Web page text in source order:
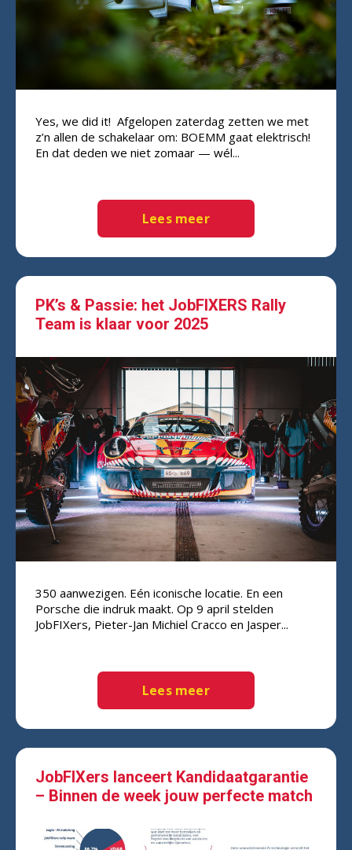
Yes, we did it! Afgelopen zaterdag zetten we met
z’n allen de schakelaar om: BOEMM gaat elektrisch!
En dat deden we niet zomaar — wél...
Lees meer
PK’s & Passie: het JobFIXERS Rally
Team is klaar voor 2025
350 aanwezigen. Eén iconische locatie. En een
Porsche die indruk maakt. Op 9 april stelden
JobFIXers, Pieter-Jan Michiel Cracco en Jasper...
Lees meer
JobFIXers lanceert Kandidaatgarantie
– Binnen de week jouw perfecte match